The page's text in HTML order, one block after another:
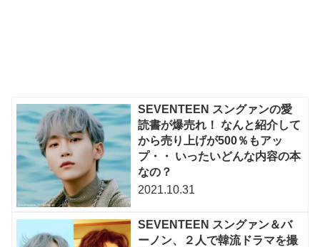
SEVENTEEN スングァンの愛
読書が爆売れ！ なんと紹介して
から売り上げが500％もアッ
プ・・ いったいどんな内容の本
なの？
2021.10.31
SEVENTEEN スングァン＆バ
ーノン、２人で韓流ドラマを撮